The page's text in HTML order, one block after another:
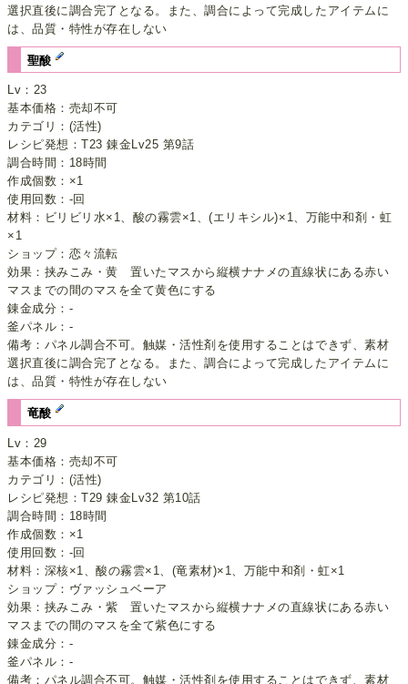
選択直後に調合完了となる。また、調合によって完成したアイテムに
は、品質・特性が存在しない
聖酸
Lv：23
基本価格：売却不可
カテゴリ：(活性)
レシピ発想：T23 錬金Lv25 第9話
調合時間：18時間
作成個数：×1
使用回数：-回
材料：ビリビリ水×1、酸の霧雲×1、(エリキシル)×1、万能中和剤・虹
×1
ショップ：恋々流転
効果：挟みこみ・黄 置いたマスから縦横ナナメの直線状にある赤い
マスまでの間のマスを全て黄色にする
錬金成分：-
釜パネル：-
備考：パネル調合不可。触媒・活性剤を使用することはできず、素材
選択直後に調合完了となる。また、調合によって完成したアイテムに
は、品質・特性が存在しない
竜酸
Lv：29
基本価格：売却不可
カテゴリ：(活性)
レシピ発想：T29 錬金Lv32 第10話
調合時間：18時間
作成個数：×1
使用回数：-回
材料：深核×1、酸の霧雲×1、(竜素材)×1、万能中和剤・虹×1
ショップ：ヴァッシュベーア
効果：挟みこみ・紫 置いたマスから縦横ナナメの直線状にある赤い
マスまでの間のマスを全て紫色にする
錬金成分：-
釜パネル：-
備考：パネル調合不可。触媒・活性剤を使用することはできず、素材